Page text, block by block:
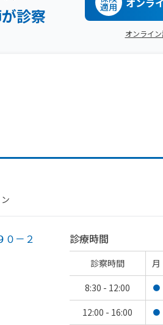
診察 適用
オンライ
０－２
診療時間
診察時間 月
8:30 - 12:00
●
12:00 - 16:00 ●